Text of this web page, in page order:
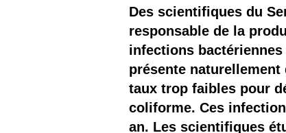
Des scientifiques du
responsable de la
infections
présente naturellement
taux trop faibles pour
coliforme. Ces
an. Les scientifiques